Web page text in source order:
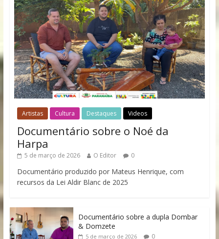
Artistas Cultura Destaques Videos
Documentário sobre o Noé da
Harpa
5 de março de 2026 O Editor 0
Documentário produzido por Mateus Henrique, com
recursos da Lei Aldir Blanc de 2025
Documentário sobre a dupla Dombar
& Domzete
5 de março de 2026 0